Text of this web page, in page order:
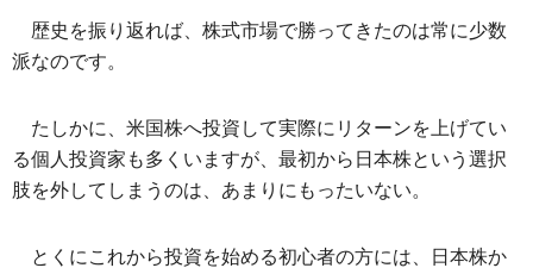
歴史を振り返れば、株式市場で勝ってきたのは常に少数
派なのです。
たしかに、米国株へ投資して実際にリターンを上げてい
る個人投資家も多くいますが、最初から日本株という選択
肢を外してしまうのは、あまりにもったいない。
とくにこれから投資を始める初心者の方には、日本株か